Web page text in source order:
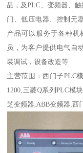
品，及PLC、变频器、
门、低压电器、控制元
产品可以服务于各种机
员，为客户提供电气自
装调试，设备改造等
主营范围：西门子PLC
1200,三菱Q系列PLC模
芝变频器,ABB变频器,西